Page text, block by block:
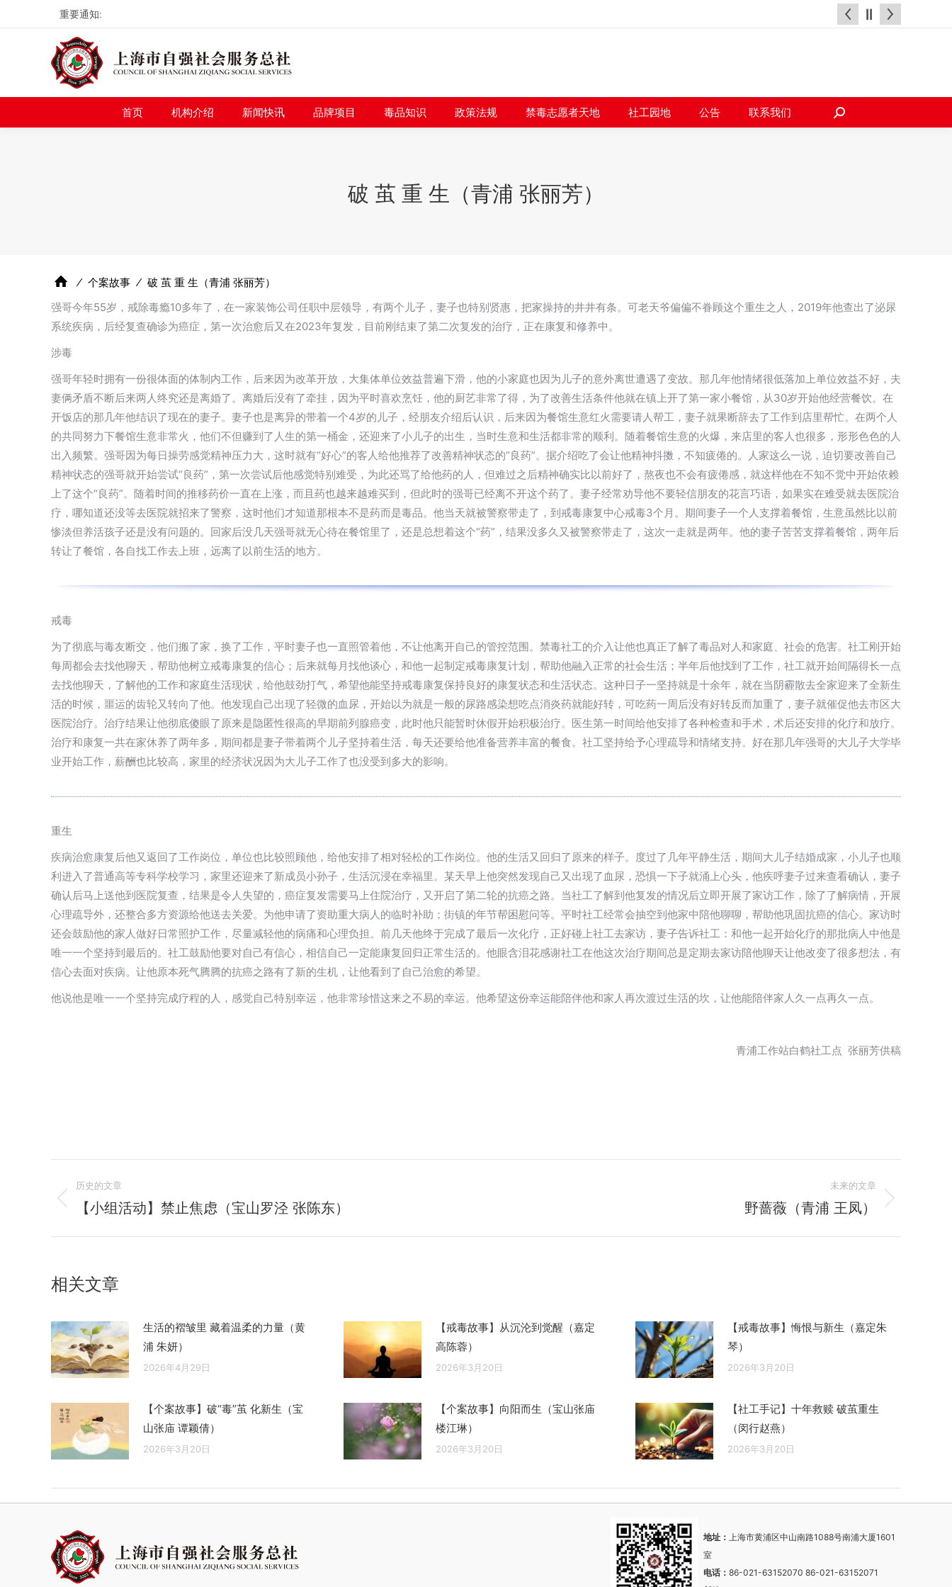
重要通知:
首页 机构介绍 新闻快讯 品牌项目 毒品知识 政策法规 禁毒志愿者天地 社工园地 公告 联系我们
搜
破 茧 重 生（青浦 张丽芳）
⁄ 个案故事 ⁄ 破 茧 重 生（青浦 张丽芳）
强哥今年55岁，戒除毒瘾10多年了，在一家装饰公司任职中层领导，有两个儿子，妻子也特别贤惠，把家操持的井井有条。可老天爷偏偏不眷顾这个重生之人，2019年他查出了泌尿
系统疾病，后经复查确诊为癌症，第一次治愈后又在2023年复发，目前刚结束了第二次复发的治疗，正在康复和修养中。
涉毒
强哥年轻时拥有一份很体面的体制内工作，后来因为改革开放，大集体单位效益普遍下滑，他的小家庭也因为儿子的意外离世遭遇了变故。那几年他情绪很低落加上单位效益不好，夫
妻俩矛盾不断后来两人终究还是离婚了。离婚后没有了牵挂，因为平时喜欢烹饪，他的厨艺非常了得，为了改善生活条件他就在镇上开了第一家小餐馆，从30岁开始他经营餐饮。在
开饭店的那几年他结识了现在的妻子。妻子也是离异的带着一个4岁的儿子，经朋友介绍后认识，后来因为餐馆生意红火需要请人帮工，妻子就果断辞去了工作到店里帮忙。在两个人
的共同努力下餐馆生意非常火，他们不但赚到了人生的第一桶金，还迎来了小儿子的出生，当时生意和生活都非常的顺利。随着餐馆生意的火爆，来店里的客人也很多，形形色色的人
出入频繁。强哥因为每日操劳感觉精神压力大，这时就有“好心”的客人给他推荐了改善精神状态的“良药”。据介绍吃了会让他精神抖擞，不知疲倦的。人家这么一说，迫切要改善自己
精神状态的强哥就开始尝试“良药”，第一次尝试后他感觉特别难受，为此还骂了给他药的人，但难过之后精神确实比以前好了，熬夜也不会有疲倦感，就这样他在不知不觉中开始依赖
上了这个“良药”。随着时间的推移药价一直在上涨，而且药也越来越难买到，但此时的强哥已经离不开这个药了。妻子经常劝导他不要轻信朋友的花言巧语，如果实在难受就去医院治
疗，哪知道还没等去医院就招来了警察，这时他们才知道那根本不是药而是毒品。他当天就被警察带走了，到戒毒康复中心戒毒3个月。期间妻子一个人支撑着餐馆，生意虽然比以前
惨淡但养活孩子还是没有问题的。回家后没几天强哥就无心待在餐馆里了，还是总想着这个“药”，结果没多久又被警察带走了，这次一走就是两年。他的妻子苦苦支撑着餐馆，两年后
转让了餐馆，各自找工作去上班，远离了以前生活的地方。
戒毒
为了彻底与毒友断交，他们搬了家，换了工作，平时妻子也一直照管着他，不让他离开自己的管控范围。禁毒社工的介入让他也真正了解了毒品对人和家庭、社会的危害。社工刚开始
每周都会去找他聊天，帮助他树立戒毒康复的信心；后来就每月找他谈心，和他一起制定戒毒康复计划，帮助他融入正常的社会生活；半年后他找到了工作，社工就开始间隔得长一点
去找他聊天，了解他的工作和家庭生活现状，给他鼓劲打气，希望他能坚持戒毒康复保持良好的康复状态和生活状态。这种日子一坚持就是十余年，就在当阴霾散去全家迎来了全新生
活的时候，噩运的齿轮又转向了他。他发现自己出现了轻微的血尿，开始以为就是一般的尿路感染想吃点消炎药就能好转，可吃药一周后没有好转反而加重了，妻子就催促他去市区大
医院治疗。治疗结果让他彻底傻眼了原来是隐匿性很高的早期前列腺癌变，此时他只能暂时休假开始积极治疗。医生第一时间给他安排了各种检查和手术，术后还安排的化疗和放疗。
治疗和康复一共在家休养了两年多，期间都是妻子带着两个儿子坚持着生活，每天还要给他准备营养丰富的餐食。社工坚持给予心理疏导和情绪支持。好在那几年强哥的大儿子大学毕
业开始工作，薪酬也比较高，家里的经济状况因为大儿子工作了也没受到多大的影响。
重生
疾病治愈康复后他又返回了工作岗位，单位也比较照顾他，给他安排了相对轻松的工作岗位。他的生活又回归了原来的样子。度过了几年平静生活，期间大儿子结婚成家，小儿子也顺
利进入了普通高等专科学校学习，家里还迎来了新成员小孙子，生活沉浸在幸福里。某天早上他突然发现自己又出现了血尿，恐惧一下子就涌上心头，他疾呼妻子过来查看确认，妻子
确认后马上送他到医院复查，结果是令人失望的，癌症复发需要马上住院治疗，又开启了第二轮的抗癌之路。当社工了解到他复发的情况后立即开展了家访工作，除了了解病情，开展
心理疏导外，还整合多方资源给他送去关爱。为他申请了资助重大病人的临时补助；街镇的年节帮困慰问等。平时社工经常会抽空到他家中陪他聊聊，帮助他巩固抗癌的信心。家访时
还会鼓励他的家人做好日常照护工作，尽量减轻他的病痛和心理负担。前几天他终于完成了最后一次化疗，正好碰上社工去家访，妻子告诉社工：和他一起开始化疗的那批病人中他是
唯一一个坚持到最后的。社工鼓励他要对自己有信心，相信自己一定能康复回归正常生活的。他眼含泪花感谢社工在他这次治疗期间总是定期去家访陪他聊天让他改变了很多想法，有
信心去面对疾病。让他原本死气腾腾的抗癌之路有了新的生机，让他看到了自己治愈的希望。
他说他是唯一一个坚持完成疗程的人，感觉自己特别幸运，他非常珍惜这来之不易的幸运。他希望这份幸运能陪伴他和家人再次渡过生活的坎，让他能陪伴家人久一点再久一点。
青浦工作站白鹤社工点 张丽芳供稿
章
导
历史的文章
历
章：
【小组活动】禁止焦虑（宝山罗泾 张陈东）
未来的文章
野蔷薇（青浦 王凤）
相关文章
生活的褶皱里 藏着温柔的力量（黄
浦 朱妍）
2026年4月29日
【戒毒故事】从沉沦到觉醒（嘉定
高陈蓉）
2026年3月20日
【戒毒故事】悔恨与新生（嘉定朱
琴）
2026年3月20日
【个案故事】破“毒”茧 化新生（宝
山张庙 谭颖倩）
2026年3月20日
【个案故事】向阳而生（宝山张庙
楼江琳）
2026年3月20日
【社工手记】十年救赎 破茧重生
（闵行赵燕）
2026年3月20日
地址：上海市黄浦区中山南路1088号南浦大厦1601
室
电话：86-021-63152070 86-021-63152071
首页 机构介绍 新闻快讯 品牌项目 毒品知识 政策法规 禁毒志愿者天地 社工园地 公告 联系我们
搜